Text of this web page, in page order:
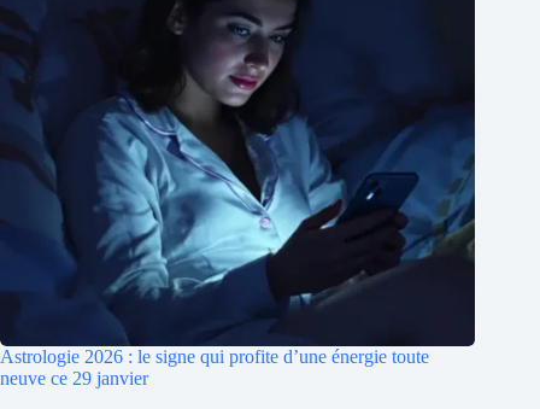
Astrologie 2026 : le signe qui profite d’une énergie toute
neuve ce 29 janvier